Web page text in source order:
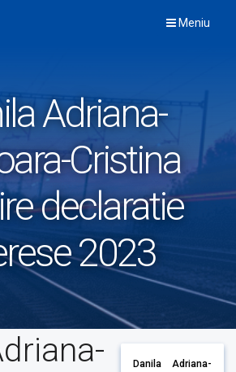
Meniu
Adriana-
Cristina
declaratie
2023
Danila Adriana-